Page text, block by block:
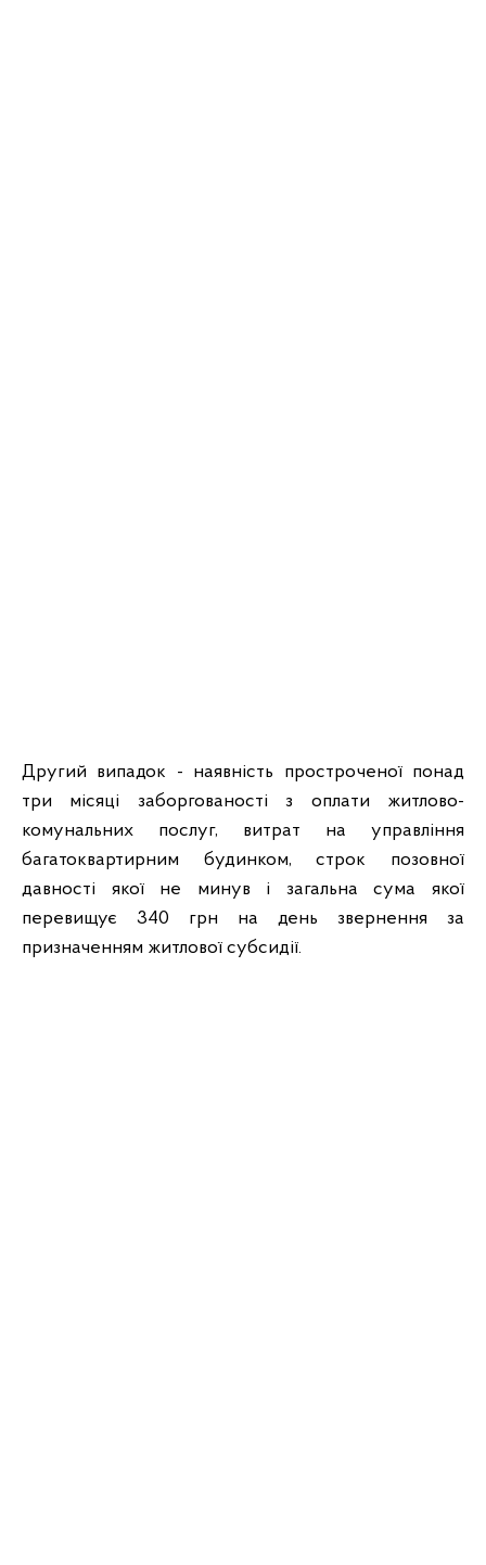
Другий випадок - наявність простроченої понад
три місяці заборгованості з оплати житлово-
комунальних послуг, витрат на управління
багатоквартирним будинком, строк позовної
давності якої не минув і загальна сума якої
перевищує 340 грн на день звернення за
призначенням житлової субсидії.